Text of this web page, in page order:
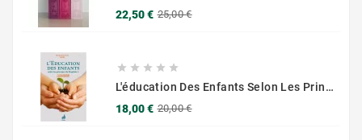
22,50 € 25,00 €
    
L'éducation Des Enfants Selon Les Principes Du Prophète Sws
18,00 € 20,00 €